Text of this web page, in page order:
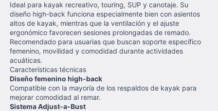
Ideal para kayak recreativo, touring, SUP y canotaje. Su
diseño high-back funciona especialmente bien con asientos
altos de kayak, mientras que la ventilación y el ajuste
ergonómico favorecen sesiones prolongadas de remado.
Recomendado para usuarias que buscan soporte específico
femenino, movilidad y comodidad durante actividades
acuáticas.
Características técnicas
Diseño femenino high-back
Compatible con la mayoría de los respaldos de kayak para
mejorar comodidad al remar.
Sistema Adjust-a-Bust